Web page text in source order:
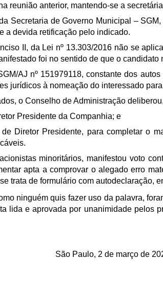
reunião anterior, mantendo-se a
Secretaria de Governo Municipal –
a devida retificação pelo indicado.
II, da Lei nº 13.303/2016 não se
foi no sentido de que o
AJ nº 151979118, constante dos
jurídicos à nomeação do interessado
o Conselho de Administração
Presidente da Companhia; e
Diretor Presidente, para completar o
minoritários, manifestou voto
apta a comprovar o alegado erro
trata de formulário com autodeclaração,
ninguém quis fazer uso da palavra,
lida e aprovada por unanimidade pelos
São Paulo, 2 de março de